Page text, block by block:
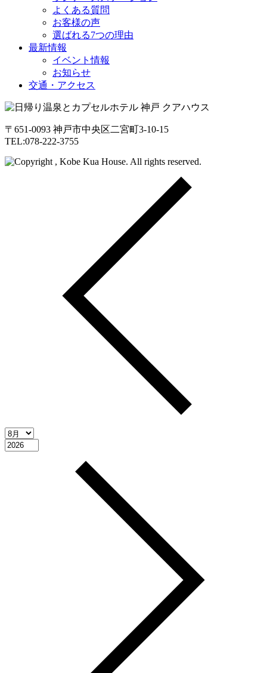
よくある質問
お客様の声
選ばれる7つの理由
最新情報
イベント情報
お知らせ
交通・アクセス
〒651-0093 神戸市中央区二宮町3-10-15
TEL:078-222-3755